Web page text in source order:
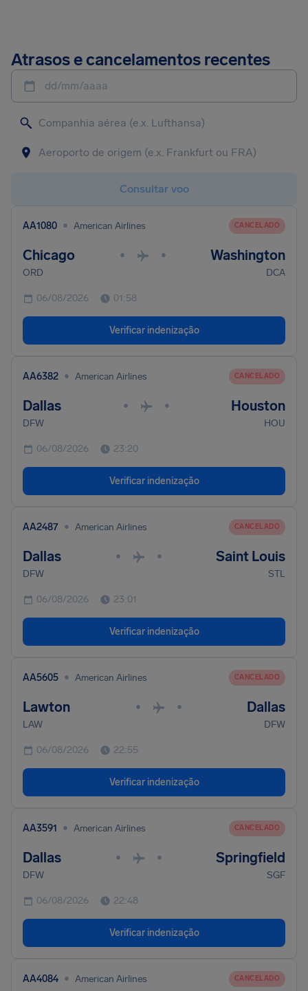
Atrasos e cancelamentos recentes
dd/mm/aaaa
Consultar voo
AA1080 • American Airlines CANCELADO
Chicago • • Washington
ORD DCA
06/08/2026 01:58
Verificar indenização
AA6382 • American Airlines CANCELADO
Dallas • • Houston
DFW HOU
06/08/2026 23:20
Verificar indenização
AA2487 • American Airlines CANCELADO
Dallas • • Saint Louis
DFW STL
06/08/2026 23:01
Verificar indenização
AA5605 • American Airlines CANCELADO
Lawton • • Dallas
LAW DFW
06/08/2026 22:55
Verificar indenização
AA3591 • American Airlines CANCELADO
Dallas • • Springfield
DFW SGF
06/08/2026 22:48
Verificar indenização
AA4084 • American Airlines CANCELADO